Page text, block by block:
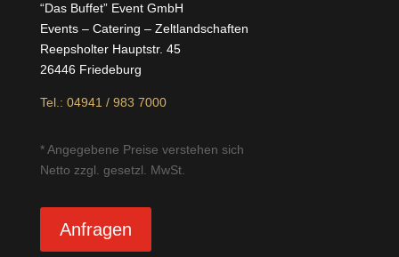
“Das Buffet” Event GmbH
Events – Catering – Zeltlandschaften
Reepsholter Hauptstr. 45
26446 Friedeburg
Tel.: 04941 / 983 7000
* Angegebene Preise verstehen sich
Netto zzgl. gesetzl. MwSt.
Anfragen